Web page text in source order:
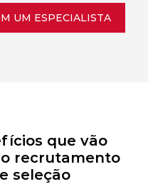
UM ESPECIALISTA
que vão
recrutamento
e seleção